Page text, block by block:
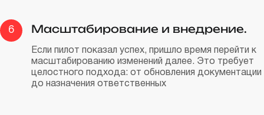
6 Масштабирование и внедрение.
Если пилот показал успех, пришло время перейти к
масштабированию изменений далее. Это требует
целостного подхода: от обновления документации
до назначения ответственных